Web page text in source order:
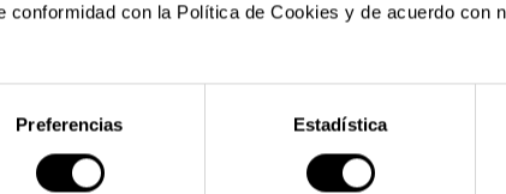
conformidad con la Política de Cookies y de acuerdo con
Preferencias Estadística